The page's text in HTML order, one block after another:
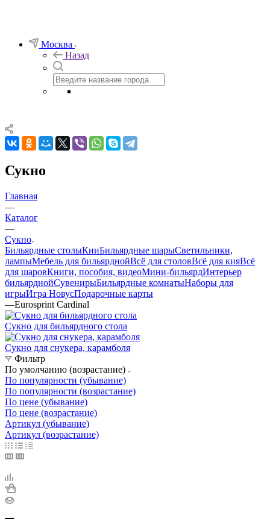
Москва
Назад
Сукно
Главная
—
Каталог
—
Сукно
Бильярдные столыКииБильярдные шарыСветильники,
лампыМебель для бильярднойВсё для столовВсё для кияВсё
для шаровКниги, пособия, видеоМини-бильярдИнтерьер
бильярднойСувенирыБильярдные комнатыНаборы для
игрыИгра НовусПодарочные карты
—Eurosprint Cardinal
Сукно для бильярдного стола
Сукно для снукера, карамболя
Фильтр
По умолчанию (возрастание)
По популярности (убывание)
По популярности (возрастание)
По цене (убывание)
По цене (возрастание)
Артикул (убывание)
Артикул (возрастание)